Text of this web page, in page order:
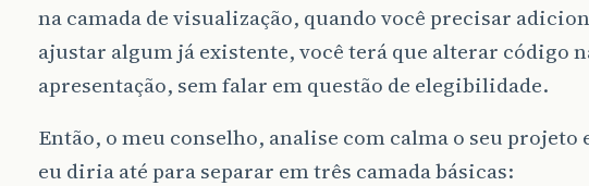
na camada de visualização, quando você precisar
ajustar algum já existente, você terá que alterar código
apresentação, sem falar em questão de elegibilidade.
Então, o meu conselho, analise com calma o seu projeto
eu diria até para separar em três camada básicas: